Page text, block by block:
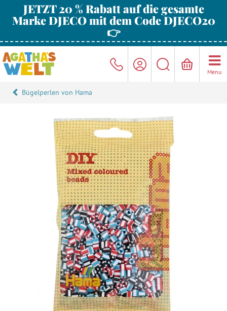
JETZT 20 % Rabatt auf die gesamte
Marke DJECO mit dem Code DJECO20
👉
Menu
Bügelperlen von Hama